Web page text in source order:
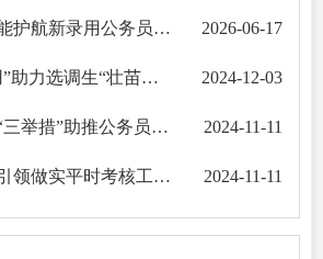
瑶海区：全链赋能护航新录用公务员成长 2026-06-17
肥东县：“育管用”助力选调生“壮苗出穗” 2024-12-03
肥东县八斗镇：“三举措”助推公务员考核工作提质增效 2024-11-11
合肥市推行目标引领做实平时考核工作经验交流之十七：包河区城市管理局奏响“三部曲”， 推... 2024-11-11